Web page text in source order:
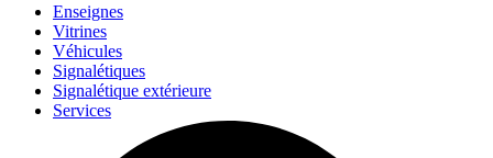
Enseignes
Vitrines
Véhicules
Signalétiques
Signalétique extérieure
Services